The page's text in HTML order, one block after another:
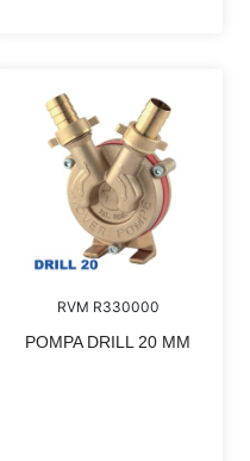
RVM R330000
POMPA DRILL 20 MM